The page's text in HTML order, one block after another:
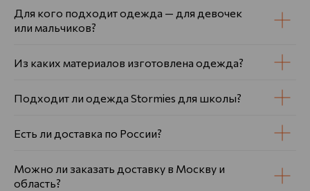
Для кого подходит одежда — для девочек
или мальчиков?
Из каких материалов изготовлена одежда?
Подходит ли одежда Stormies для школы?
Есть ли доставка по России?
Можно ли заказать доставку в Москву и
область?